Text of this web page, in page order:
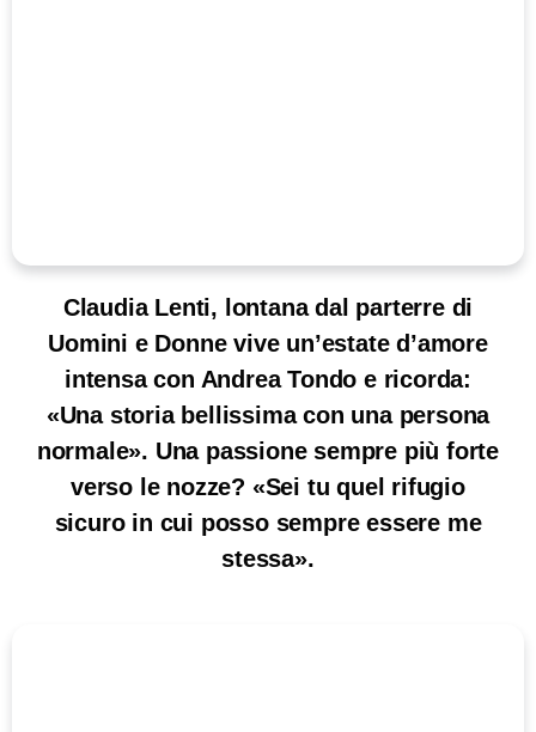
Claudia Lenti, lontana dal parterre di
Uomini e Donne vive un’estate d’amore
intensa con Andrea Tondo e ricorda:
«Una storia bellissima con una persona
normale». Una passione sempre più forte
verso le nozze? «Sei tu quel rifugio
sicuro in cui posso sempre essere me
stessa».